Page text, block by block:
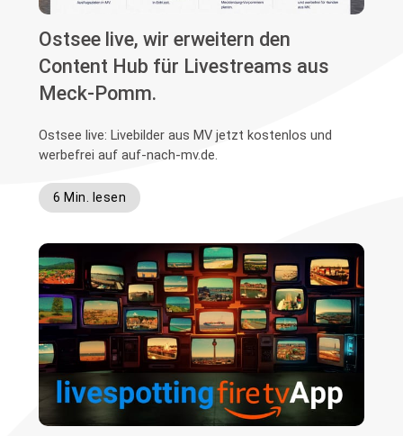
Ostsee live, wir erweitern den
Content Hub für Livestreams aus
Meck-Pomm.
Ostsee live: Livebilder aus MV jetzt kostenlos und
werbefrei auf auf-nach-mv.de.
6 Min. lesen